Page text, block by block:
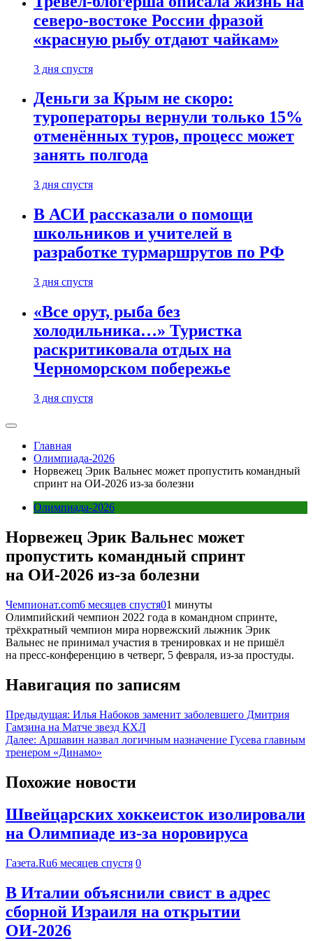
северо-востоке России фразой
«красную рыбу отдают чайкам»
3 дня спустя
Деньги за Крым не скоро:
туроператоры вернули только 15%
отменённых туров, процесс может
занять полгода
3 дня спустя
В АСИ рассказали о помощи
школьников и учителей в
разработке турмаршрутов по РФ
3 дня спустя
«Все орут, рыба без
холодильника…» Туристка
раскритиковала отдых на
Черноморском побережье
3 дня спустя
Главная
Олимпиада-2026
Норвежец Эрик Вальнес может пропустить командный
спринт на ОИ-2026 из-за болезни
Олимпиада-2026
Норвежец Эрик Вальнес может
пропустить командный спринт
на ОИ-2026 из-за болезни
Чемпионат.com6 месяцев спустя01 минуты
Олимпийский чемпион 2022 года в командном спринте,
трёхкратный чемпион мира норвежский лыжник Эрик
Вальнес не принимал участия в тренировках и не пришёл
на пресс-конференцию в четверг, 5 февраля, из-за простуды.
Навигация по записям
Предыдущая: Илья Набоков заменит заболевшего Дмитрия
Гамзина на Матче звезд КХЛ
Далее: Аршавин назвал логичным назначение Гусева главным
тренером «Динамо»
Похожие новости
Швейцарских хоккеисток изолировали
на Олимпиаде из-за норовируса
Газета.Ru6 месяцев спустя 0
В Италии объяснили свист в адрес
сборной Израиля на открытии
ОИ-2026